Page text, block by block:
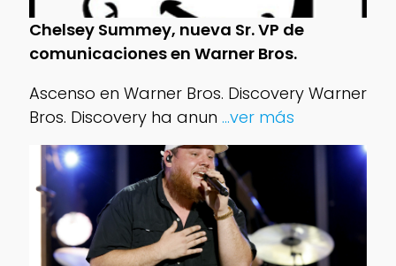
Chelsey Summey, nueva Sr. VP de
comunicaciones en Warner Bros.
Ascenso en Warner Bros. Discovery Warner
Bros. Discovery ha anun ...ver más